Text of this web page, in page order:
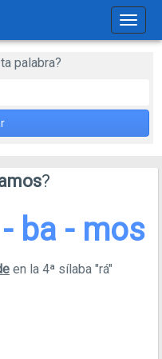
de
palabra?
?
ba - mos
en la 4ª sílaba "rá"